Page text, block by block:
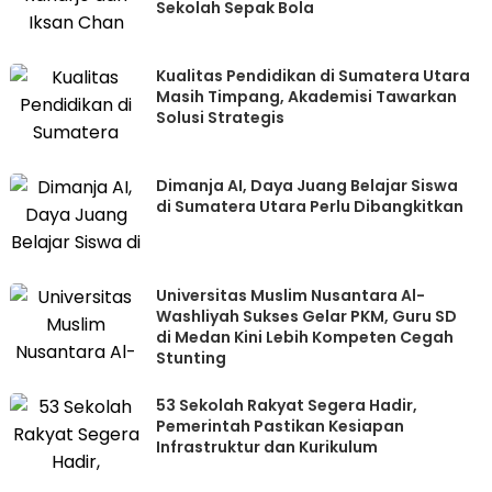
Sekolah Sepak Bola
Kualitas Pendidikan di Sumatera Utara
Masih Timpang, Akademisi Tawarkan
Solusi Strategis
Dimanja AI, Daya Juang Belajar Siswa
di Sumatera Utara Perlu Dibangkitkan
Universitas Muslim Nusantara Al-
Washliyah Sukses Gelar PKM, Guru SD
di Medan Kini Lebih Kompeten Cegah
Stunting
53 Sekolah Rakyat Segera Hadir,
Pemerintah Pastikan Kesiapan
Infrastruktur dan Kurikulum